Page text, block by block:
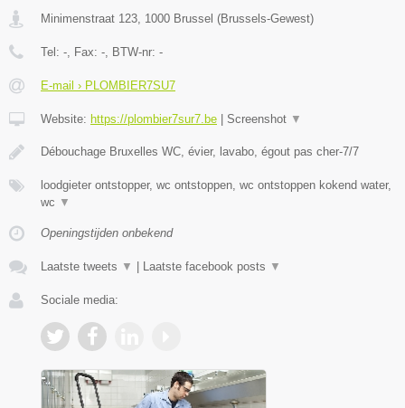
Minimenstraat 123 1000 Brussel (Brussels-Gewest)
Tel: - , Fax: - , BTW-nr: -
E-mail › PLOMBIER7SU7
Website: https://plombier7sur7.be Screenshot ▼
Débouchage Bruxelles WC, évier, lavabo, égout pas cher-7/7
loodgieter ontstopper, wc ontstoppen, wc ontstoppen kokend water,
wc ▼
Openingstijden onbekend
Laatste tweets ▼ Laatste facebook posts ▼
Sociale media: